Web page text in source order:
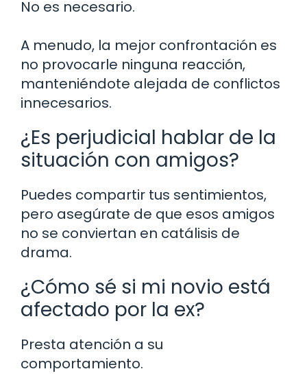
No es necesario.
A menudo, la mejor confrontación es
no provocarle ninguna reacción,
manteniéndote alejada de conflictos
innecesarios.
¿Es perjudicial hablar de la
situación con amigos?
Puedes compartir tus sentimientos,
pero asegúrate de que esos amigos
no se conviertan en catálisis de
drama.
¿Cómo sé si mi novio está
afectado por la ex?
Presta atención a su
comportamiento.